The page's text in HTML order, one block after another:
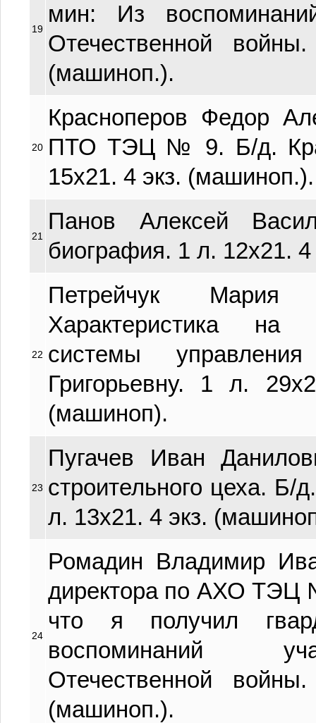
19
мин: Из
Отечественной
(машиноп.).
20
Красноперов Федор
ПТО ТЭЦ № 9. Б/д.
15х21. 4 экз. (машиноп.).
21
Панов Алексей
биография. 1 л. 12х21.
22
Петрейчук Мария
Характеристика на
системы
Григорьевну. 1 л.
(машиноп).
23
Пугачев Иван
строительного цеха. Б/
л. 13х21. 4 экз.
24
Ромадин Владимир
директора по АХО ТЭЦ
что я получил
воспоминаний
Отечественной
(машиноп.).